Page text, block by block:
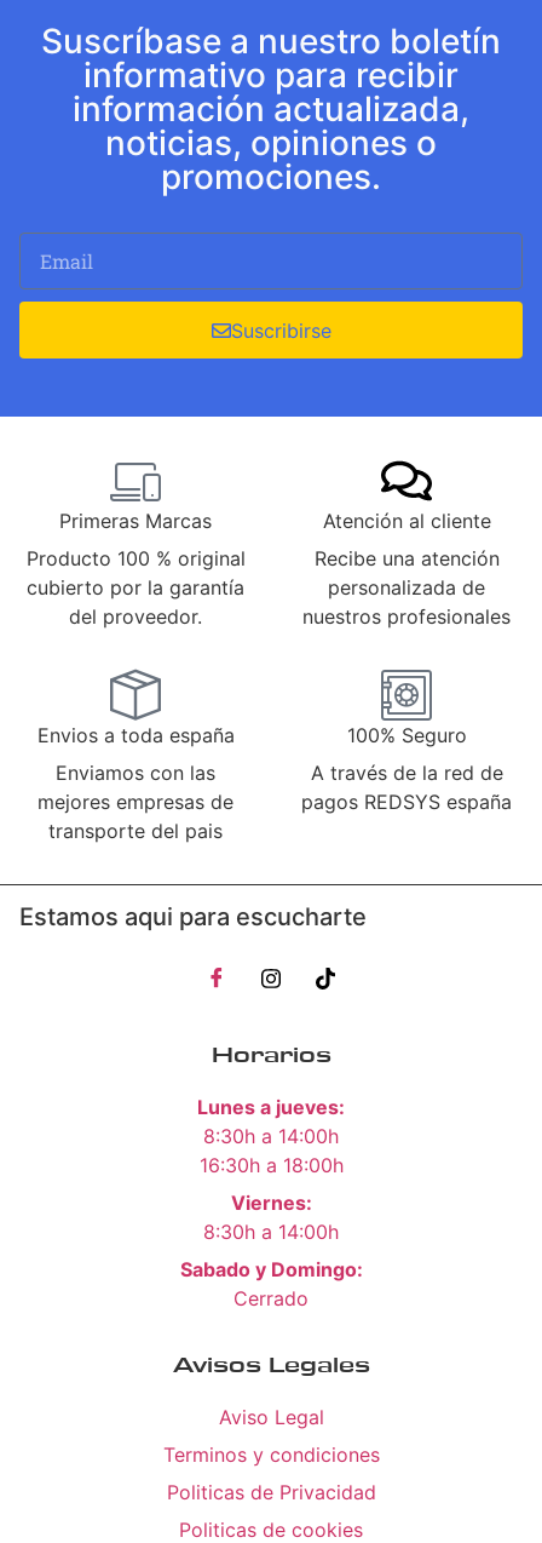
Suscríbase a nuestro boletín
informativo para recibir
información actualizada,
noticias, opiniones o
promociones.
Suscribirse
Primeras Marcas
Producto 100 % original
cubierto por la garantía
del proveedor.
Atención al cliente
Recibe una atención
personalizada de
nuestros profesionales
Envios a toda españa
Enviamos con las
mejores empresas de
transporte del pais
100% Seguro
A través de la red de
pagos REDSYS españa
Estamos aqui para escucharte
Horarios
Lunes a jueves:
8:30h a 14:00h
16:30h a 18:00h
Viernes:
8:30h a 14:00h
Sabado y Domingo:
Cerrado
Avisos Legales
Aviso Legal
Terminos y condiciones
Politicas de Privacidad
Politicas de cookies